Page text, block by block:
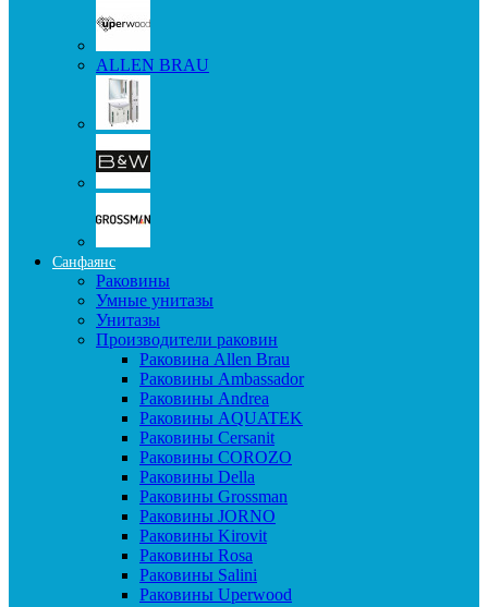
ALLEN BRAU
Санфаянс
Раковины
Умные унитазы
Унитазы
Производители раковин
Раковина Allen Brau
Раковины Ambassador
Раковины Andrea
Раковины AQUATEK
Раковины Cersanit
Раковины COROZO
Раковины Della
Раковины Grossman
Раковины JORNO
Раковины Kirovit
Раковины Rosa
Раковины Salini
Раковины Uperwood